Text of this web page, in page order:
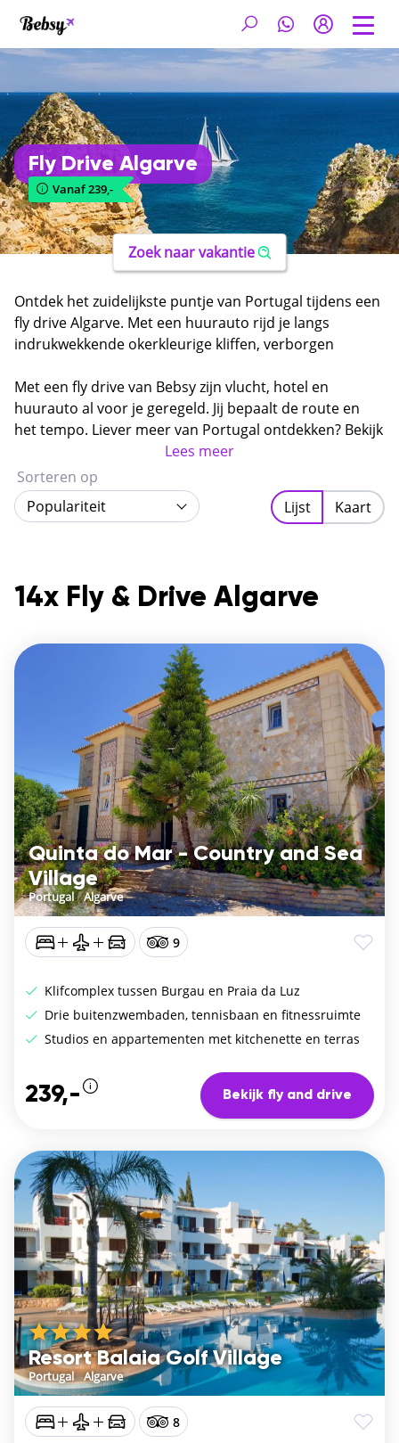
Fly Drive Algarve
Vanaf 239,-
Zoek naar vakantie
Ontdek het zuidelijkste puntje van Portugal tijdens een
fly drive Algarve. Met een huurauto rijd je langs
indrukwekkende okerkleurige kliffen, verborgen
meer te bieden dan de drukke badplaatsen. Het
groene achterland, de stille vissersplaatsjes en de
spectaculaire westkust zijn het echte Portugal.
Met een fly drive van Bebsy zijn vlucht, hotel en
huurauto al voor je geregeld. Jij bepaalt de route en
het tempo. Liever meer van Portugal ontdekken? Bekijk
rondreizen Portugal
Lees meer
14x Fly & Drive Algarve
Quinta do Mar - Country and Sea
Village
Portugal/Algarve
9
Klifcomplex tussen Burgau en Praia da Luz
Drie buitenzwembaden, tennisbaan en fitnessruimte
Studios en appartementen met kitchenette en terras
239,- Bekijk fly and drive
Resort Balaia Golf Village
Portugal/Algarve
8
Sorteren op
Populariteit
Lijst Kaart